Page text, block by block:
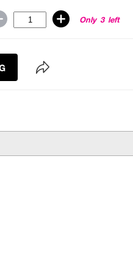
Only 3 left